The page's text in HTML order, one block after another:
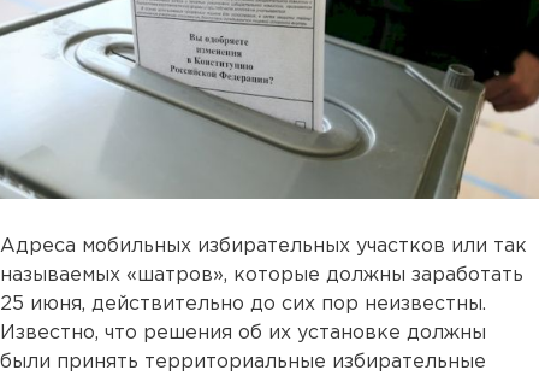
Адреса мобильных избирательных участков или так
называемых «шатров», которые должны заработать
25 июня, действительно до сих пор неизвестны.
Известно, что решения об их установке должны
были принять территориальные избирательные